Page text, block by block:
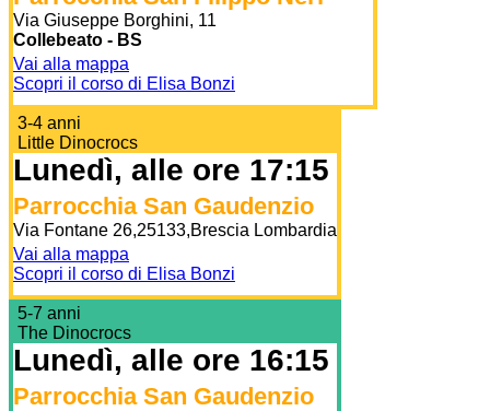
Via Giuseppe Borghini, 11
Collebeato - BS
Vai alla mappa
Scopri il corso di Elisa Bonzi
3-4 anni
Little Dinocrocs
Lunedì, alle ore 17:15
Parrocchia San Gaudenzio
Via Fontane 26,25133,Brescia Lombardia
Vai alla mappa
Scopri il corso di Elisa Bonzi
5-7 anni
The Dinocrocs
Lunedì, alle ore 16:15
Parrocchia San Gaudenzio